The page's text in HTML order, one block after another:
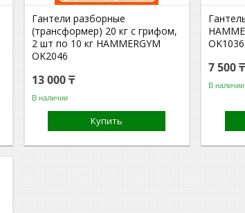
Гантели разборные
(трансформер) 20 кг с грифом,
2 шт по 10 кг HAMMERGYM
OK2046
13 000 ₸
В наличии
Купить
7 500 ₸
В наличии